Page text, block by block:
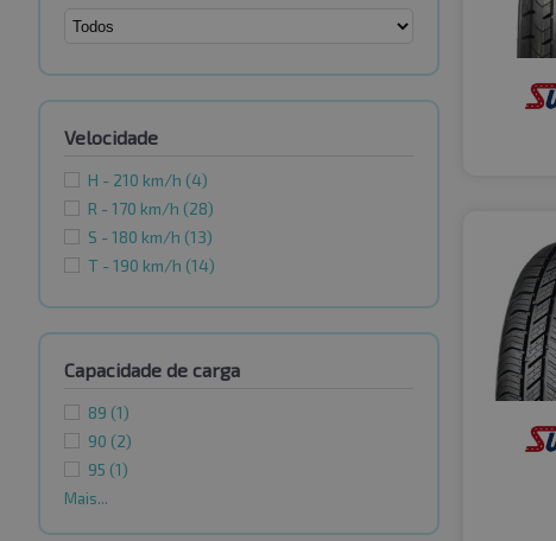
Velocidade
H - 210 km/h (4)
R - 170 km/h (28)
S - 180 km/h (13)
T - 190 km/h (14)
Capacidade de carga
89 (1)
90 (2)
95 (1)
Mais...